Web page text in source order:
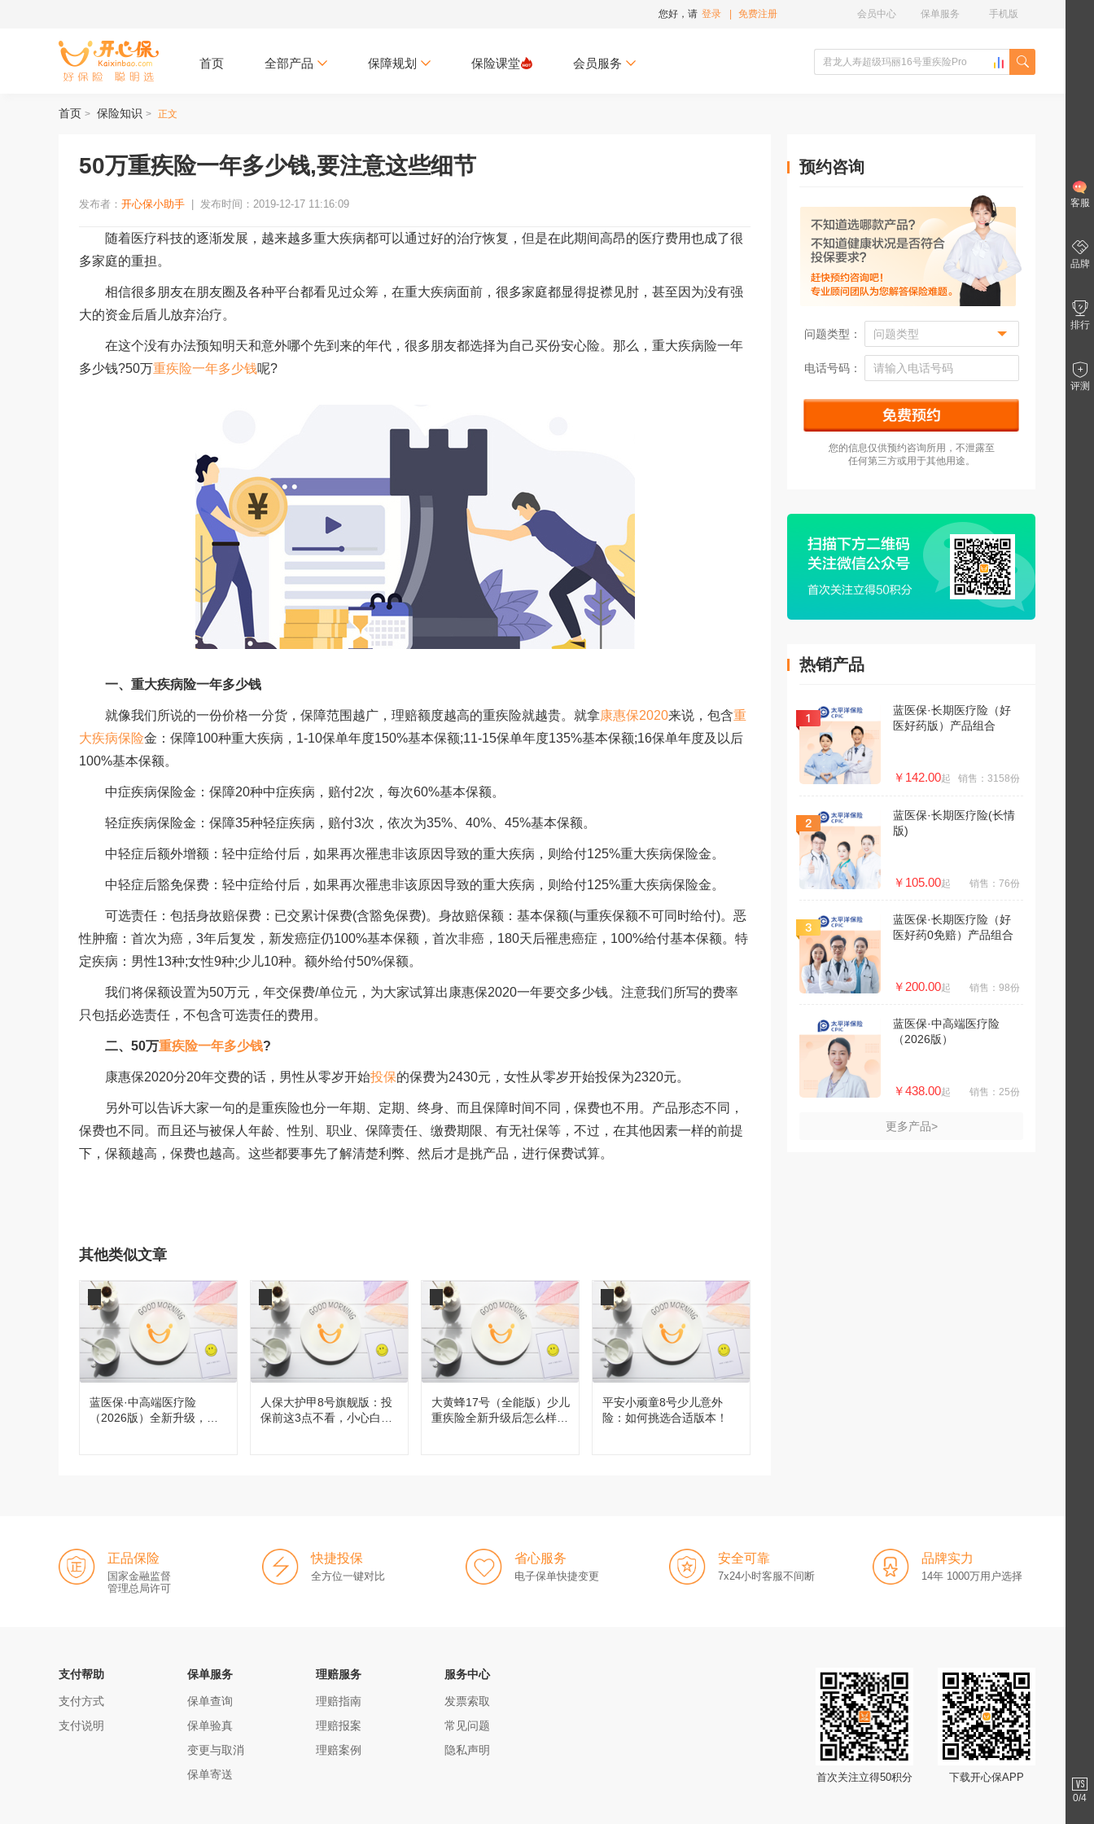
您好，请 登录 免费注册 手机版
保单服务
会员中心
首页 全部产品 保障规划 保险课堂 会员服务
首页 > 保险知识 > 正文
50万重疾险一年多少钱,要注意这些细节
发布者： 开心保小助手 发布时间：2019-12-17 11:16:09
随着医疗科技的逐渐发展，越来越多重大疾病都可以通过好的治疗恢复，但是在此期间高昂的医疗费用也成了很
多家庭的重担。
相信很多朋友在朋友圈及各种平台都看见过众筹，在重大疾病面前，很多家庭都显得捉襟见肘，甚至因为没有强
大的资金后盾儿放弃治疗。
在这个没有办法预知明天和意外哪个先到来的年代，很多朋友都选择为自己买份安心险。那么，重大疾病险一年
多少钱?50万重疾险一年多少钱呢?
一、重大疾病险一年多少钱
就像我们所说的一份价格一分货，保障范围越广，理赔额度越高的重疾险就越贵。就拿康惠保2020来说，包含重
大疾病保险金：保障100种重大疾病，1-10保单年度150%基本保额;11-15保单年度135%基本保额;16保单年度及以后
100%基本保额。
中症疾病保险金：保障20种中症疾病，赔付2次，每次60%基本保额。
轻症疾病保险金：保障35种轻症疾病，赔付3次，依次为35%、40%、45%基本保额。
中轻症后额外增额：轻中症给付后，如果再次罹患非该原因导致的重大疾病，则给付125%重大疾病保险金。
中轻症后豁免保费：轻中症给付后，如果再次罹患非该原因导致的重大疾病，则给付125%重大疾病保险金。
可选责任：包括身故赔保费：已交累计保费(含豁免保费)。身故赔保额：基本保额(与重疾保额不可同时给付)。恶
性肿瘤：首次为癌，3年后复发，新发癌症仍100%基本保额，首次非癌，180天后罹患癌症，100%给付基本保额。特
定疾病：男性13种;女性9种;少儿10种。额外给付50%保额。
我们将保额设置为50万元，年交保费/单位元，为大家试算出康惠保2020一年要交多少钱。注意我们所写的费率
只包括必选责任，不包含可选责任的费用。
二、50万重疾险一年多少钱?
康惠保2020分20年交费的话，男性从零岁开始投保的保费为2430元，女性从零岁开始投保为2320元。
另外可以告诉大家一句的是重疾险也分一年期、定期、终身、而且保障时间不同，保费也不用。产品形态不同，
保费也不同。而且还与被保人年龄、性别、职业、保障责任、缴费期限、有无社保等，不过，在其他因素一样的前提
下，保额越高，保费也越高。这些都要事先了解清楚利弊、然后才是挑产品，进行保费试算。
其他类似文章
蓝医保·中高端医疗险
（2026版）全新升级，都
人保大护甲8号旗舰版：投
保前这3点不看，小心白
大黄蜂17号（全能版）少儿
重疾险全新升级后怎么样，
平安小顽童8号少儿意外
险：如何挑选合适版本！
预约咨询
问题类型：
电话号码：
您的信息仅供预约咨询所用，不泄露至
任何第三方或用于其他用途。
热销产品
蓝医保·长期医疗险（好
医好药版）产品组合
￥142.00起 销售：3158份
蓝医保·长期医疗险(长情
版)
￥105.00起 销售：76份
蓝医保·长期医疗险（好
医好药0免赔）产品组合
￥200.00起 销售：98份
蓝医保·中高端医疗险
（2026版）
￥438.00起 销售：25份
更多产品>
正品保险
国家金融监督
管理总局许可
快捷投保
全方位一键对比
省心服务
电子保单快捷变更
安全可靠
7x24小时客服不间断
品牌实力
14年 1000万用户选择
支付帮助
支付方式
支付说明
保单服务
保单查询
保单验真
变更与取消
保单寄送
理赔服务
理赔指南
理赔报案
理赔案例
服务中心
发票索取
常见问题
隐私声明
首次关注立得50积分 下载开心保APP
客服
品牌
排行
评测
0/4